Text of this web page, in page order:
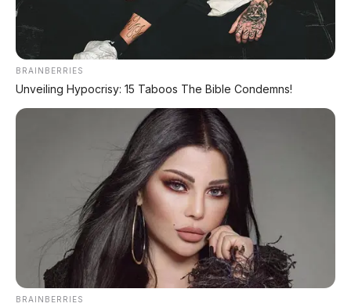
Chat Kami Sekarang
DIBACA
Leapmotor B01: Sedan Listrik Kompak 800V
dengan Range 670 Km
Huawei AITO M9: SUV Premium 903 HP dengan
Teknologi Huawei Full-Stack
Xpeng GX: SUV Full-Size Premium dengan AI
Turing & Range 1.585 Km
BRAINBERRIES
Unveiling Hypocrisy: 15 Taboos The Bible Condemns!
BRAINBERRIES